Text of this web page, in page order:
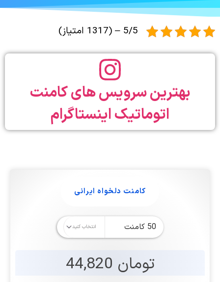
5/5 – (1317 امتیاز)
بهترین سرویس های کامنت
اتوماتیک اینستاگرام
کامنت دلخواه ایرانی
تومان 44,820